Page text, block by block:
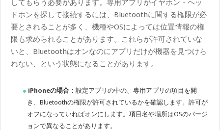
してもらう必要があります。専用アプリがイヤホン・ヘッ
ドホンを探して接続するには、Bluetoothに関する権限が必
要とされることが多く、機種やOSによっては位置情報の権
限も求められることがあります。これらが許可されていな
いと、Bluetoothはオンなのにアプリだけが機器を見つけら
れない、という状態になることがあります。
iPhoneの場合：設定アプリの中の、専用アプリの項目を開
き、Bluetoothの権限が許可されているかを確認します。許可が
オフになっていればオンにします。項目名や場所はOSのバージ
ョンで異なることがあります。